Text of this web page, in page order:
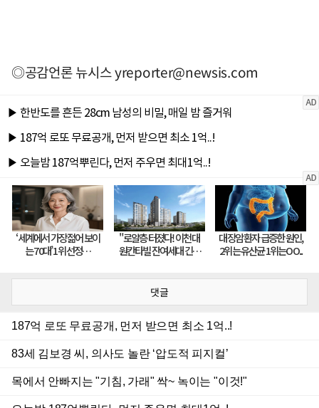
◎공감언론 뉴시스yreporter@newsis.com
댓글